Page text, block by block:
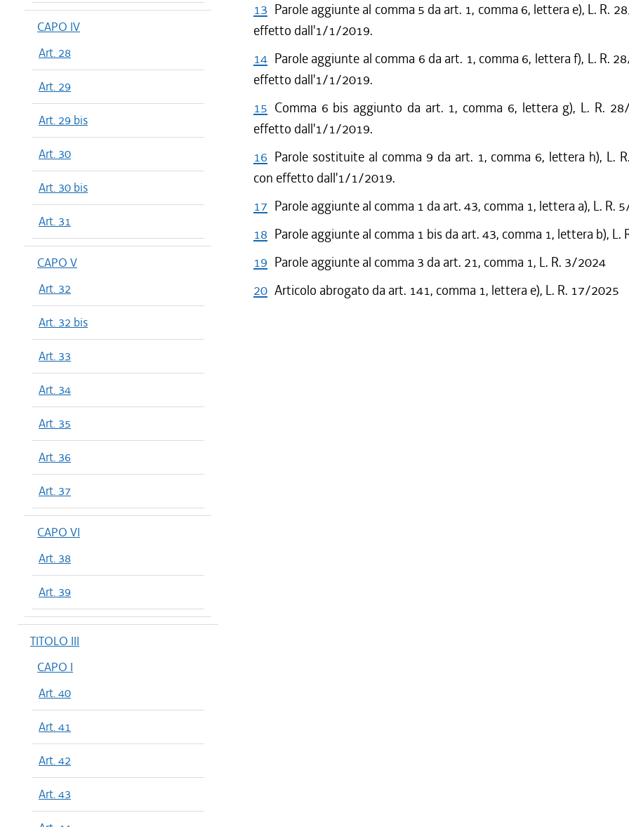
CAPO IV
Art. 28
Art. 29
Art. 29 bis
Art. 30
Art. 30 bis
Art. 31
CAPO V
Art. 32
Art. 32 bis
Art. 33
Art. 34
Art. 35
Art. 36
Art. 37
CAPO VI
Art. 38
Art. 39
TITOLO III
CAPO I
Art. 40
Art. 41
Art. 42
Art. 43
13 Parole aggiunte al comma 5 da art. 1, comma 6, lettera e), L. R.
effetto dall'1/1/2019.
14 Parole aggiunte al comma 6 da art. 1, comma 6, lettera f), L. R.
effetto dall'1/1/2019.
15 Comma 6 bis aggiunto da art. 1, comma 6, lettera g), L. R.
effetto dall'1/1/2019.
16 Parole sostituite al comma 9 da art. 1, comma 6, lettera h), L.
con effetto dall'1/1/2019.
17 Parole aggiunte al comma 1 da art. 43, comma 1, lettera a), L. R.
18 Parole aggiunte al comma 1 bis da art. 43, comma 1, lettera b), L.
19 Parole aggiunte al comma 3 da art. 21, comma 1, L. R. 3/2024
20 Articolo abrogato da art. 141, comma 1, lettera e), L. R. 17/2025